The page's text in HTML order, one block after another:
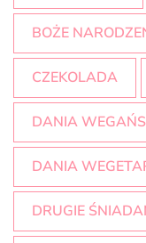
BOŻE
CZEKOLADA
DANIA
DANIA
DRUGIE